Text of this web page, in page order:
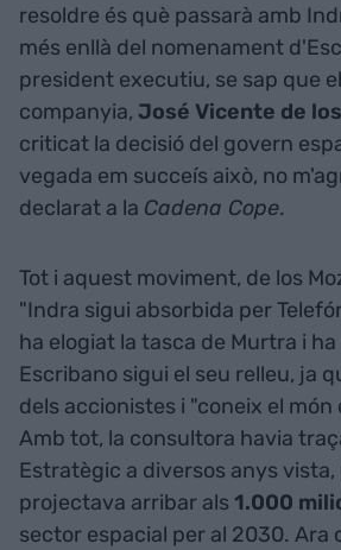
resoldre és què passarà amb
més enllà del nomenament
president executiu, se sap que el
companyia, José Vicente de
criticat la decisió del govern
vegada em succeís això, no
declarat a la Cadena Cope.
Tot i aquest moviment, de los
"Indra sigui absorbida per
ha elogiat la tasca de Murtra i
Escribano sigui el seu relleu, ja
dels accionistes i "coneix el món
Amb tot, la consultora havia
Estratègic a diversos anys vista,
projectava arribar als1.000
sector espacial per al 2030. Ara